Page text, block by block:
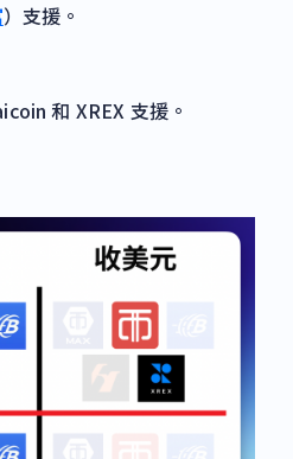
）支援。
和 XREX 支援。